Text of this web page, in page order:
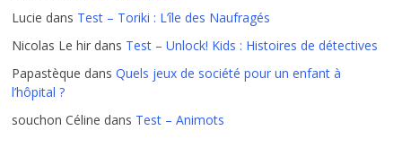
Lucie dans Test – Toriki : L’île des Naufragés
Nicolas Le hir dans Test – Unlock! Kids : Histoires de détectives
Papastèque dansQuels jeux de société pour un enfant à
l’hôpital ?
souchon Céline dans Test – Animots